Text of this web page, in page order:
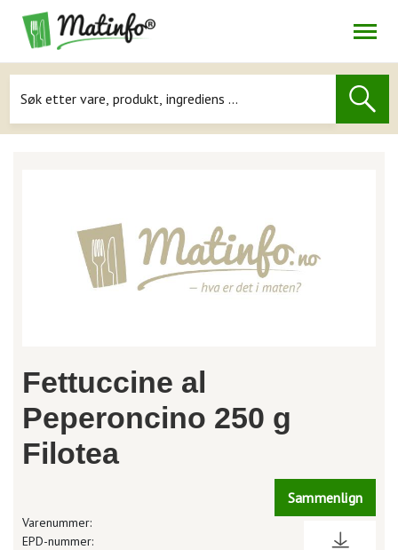
Navigasjon
Fettuccine al
Peperoncino 250 g
Filotea
Sammenlign
Varenummer:
EPD-nummer: